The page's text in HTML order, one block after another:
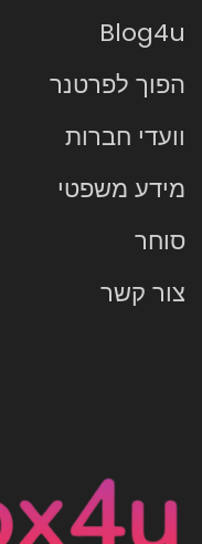
Blog4u
הפוך לפרטנר
וועדי חברות
מידע משפטי
סוחר
צור קשר